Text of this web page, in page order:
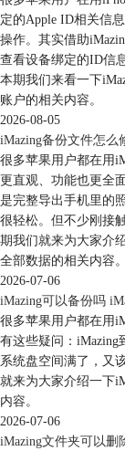
定的Apple ID相关信
操作。其实借助
查看设备绑定的ID信
本期我们来看一下
账户的相关内容。
2026-08-05
iMazing备份文件怎么
很多苹果用户都在用
更直观、功能也更全
是完整导出手机里的
很轻松。但不少刚接
期我们就来为大家介
全部数据的相关内容。
2026-07-06
iMazing可以备份吗
很多苹果用户都在用
有这些疑问：iMazing
系统盘空间满了，又
就来为大家介绍一下
内容。
2026-07-06
iMazing文件夹可以删